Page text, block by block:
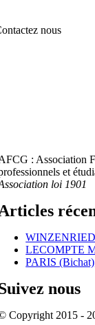
nous
: Association
et
loi 1901
LECOMPTE
PARIS (Bichat)
nous
Copyright 2015 -